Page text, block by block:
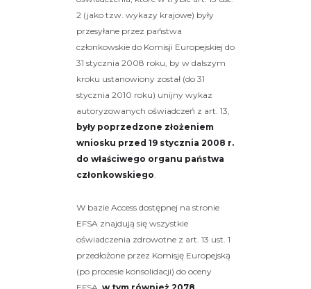
2 (jako tzw. wykazy krajowe) były
przesyłane przez państwa
członkowskie do Komisji Europejskiej do
31 stycznia 2008 roku, by w dalszym
kroku ustanowiony został (do 31
stycznia 2010 roku) unijny wykaz
autoryzowanych oświadczeń z art. 13,
były poprzedzone złożeniem
wniosku przed 19 stycznia 2008 r.
do właściwego organu państwa
członkowskiego.
W bazie Access dostępnej na stronie
EFSA znajdują się wszystkie
oświadczenia zdrowotne z art. 13 ust. 1
przedłożone przez Komisję Europejską
(po procesie konsolidacji) do oceny